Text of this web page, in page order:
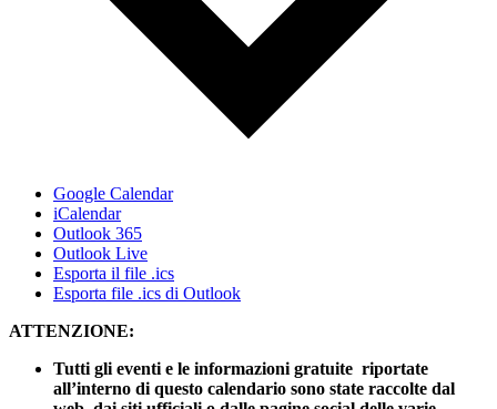
Google Calendar
iCalendar
Outlook 365
Outlook Live
Esporta il file .ics
Esporta file .ics di Outlook
ATTENZIONE:
Tutti gli eventi e le informazioni gratuite riportate
all’interno di questo calendario sono state raccolte dal